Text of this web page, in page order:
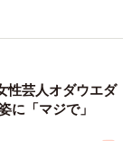
性芸人オダウエダ
「マジで」